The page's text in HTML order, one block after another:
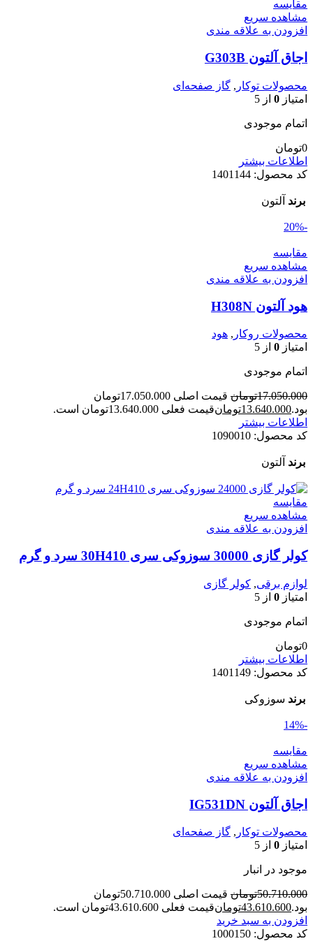
مقایسه
مشاهده سریع
افزودن به علاقه مندی
اجاق آلتون G303B
محصولات توکار , گاز صفحه‌ای
امتیاز 0 از 5
اتمام موجودی
0تومان
اطلاعات بیشتر
کد محصول: 1401144
برند آلتون
-20%
مقایسه
مشاهده سریع
افزودن به علاقه مندی
هود آلتون H308N
محصولات روکار , هود
امتیاز 0 از 5
اتمام موجودی
17.050.000تومان
قیمت اصلی 17.050.000تومان
بود.13.640.000تومانقیمت فعلی 13.640.000تومان است.
اطلاعات بیشتر
کد محصول: 1090010
برند آلتون
مقایسه
مشاهده سریع
افزودن به علاقه مندی
کولر گازی 30000 سوزوکی سری 30H410 سرد و گرم
لوازم برقی, کولر گازی
امتیاز 0 از 5
اتمام موجودی
0تومان
اطلاعات بیشتر
کد محصول: 1401149
برند سوزوکی
-14%
مقایسه
مشاهده سریع
افزودن به علاقه مندی
اجاق آلتون IG531DN
محصولات توکار , گاز صفحه‌ای
امتیاز 0 از 5
موجود در انبار
50.710.000تومان
قیمت اصلی 50.710.000تومان
بود.43.610.600تومانقیمت فعلی 43.610.600تومان است.
افزودن به سبد خرید
کد محصول: 1000150